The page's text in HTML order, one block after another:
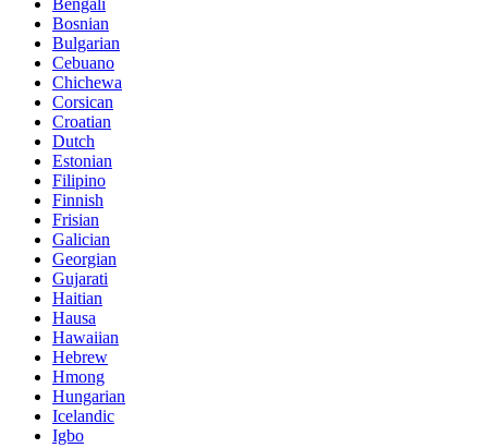
Bosnian
Bulgarian
Cebuano
Chichewa
Corsican
Croatian
Dutch
Estonian
Filipino
Finnish
Frisian
Galician
Georgian
Gujarati
Haitian
Hausa
Hawaiian
Hebrew
Hmong
Hungarian
Icelandic
Igbo